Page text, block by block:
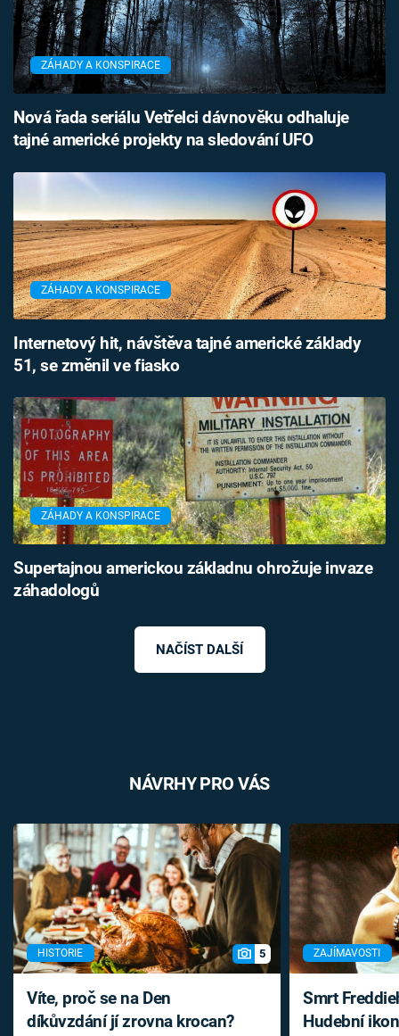
Sledujte nás
ZÁHADY A KONSPIRACE
Nová řada seriálu Vetřelci dávnověku odhaluje
tajné americké projekty na sledování UFO
ZÁHADY A KONSPIRACE
Internetový hit, návštěva tajné americké základy
51, se změnil ve fiasko
ZÁHADY A KONSPIRACE
Supertajnou americkou základnu ohrožuje invaze
záhadologů
NAČÍST DALŠÍ
NÁVRHY PRO VÁS
HISTORIE 5
Víte, proč se na Den
díkůvzdání jí zrovna krocan?
ZAJÍMAVOSTI
Smrt
Hudební